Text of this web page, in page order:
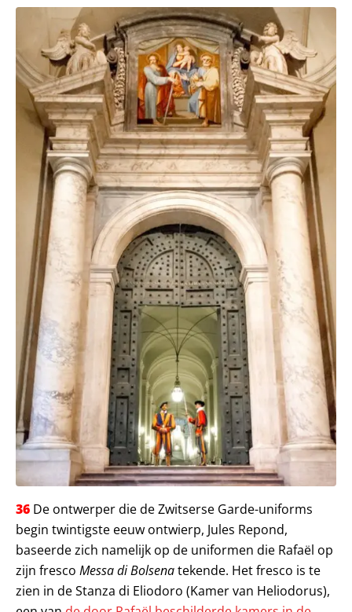
36 De ontwerper die de Zwitserse Garde-uniforms
begin twintigste eeuw ontwierp, Jules Repond,
baseerde zich namelijk op de uniformen die Rafaël op
zijn fresco Messa di Bolsenatekende. Het fresco is te
zien in de Stanza di Eliodoro (Kamer van Heliodorus),